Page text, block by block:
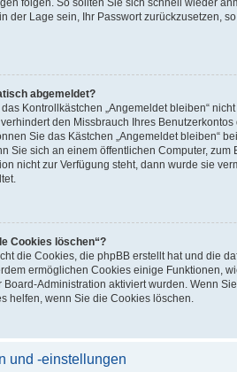
der Lage sein, Ihr Passwort zurückzusetzen,
abgemeldet?
Kontrollkästchen „Angemeldet bleiben“
den Missbrauch Ihres
Sie das Kästchen „Angemeldet bleiben“
Sie sich an einem öffentlichen Computer, zum
nicht zur Verfügung steht, dann wurde sie
Cookies löschen“?
die Cookies, die phpBB erstellt hat und die
ermöglichen Cookies einige Funktionen,
Board-Administration aktiviert wurden. Wenn
helfen, wenn Sie die Cookies löschen.
und -einstellungen